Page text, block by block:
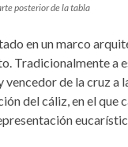
posterior de la tabla
en un marco
Tradicionalmente a
de la cruz a
del cáliz, en el que